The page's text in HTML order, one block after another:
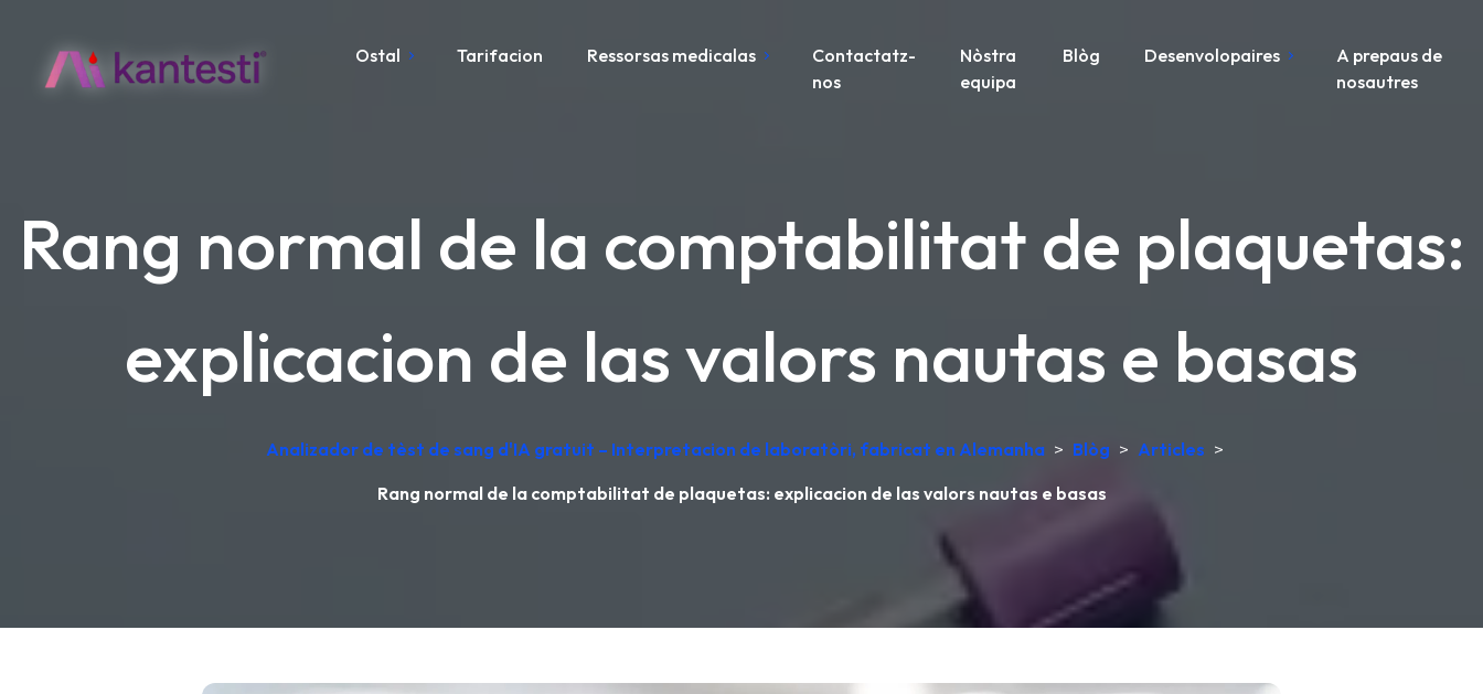
Ostal Tarifacion Ressorsas medicalas
Contactatz-
nos
Nòstra
equipa
Blòg Desenvolopaires
A prepaus de
nosautres
Rang normal de la comptabilitat de plaquetas:
explicacion de las valors nautas e basas
Analizador de tèst de sang d'IA gratuit – Interpretacion de laboratòri, fabricat en Alemanha > Blòg > Articles >
Rang normal de la comptabilitat de plaquetas: explicacion de las valors nautas e basas